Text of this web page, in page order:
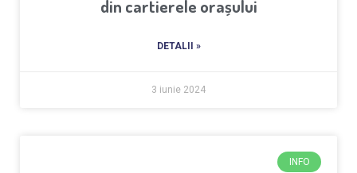
din cartierele orașului
DETALII »
3 iunie 2024
INFO